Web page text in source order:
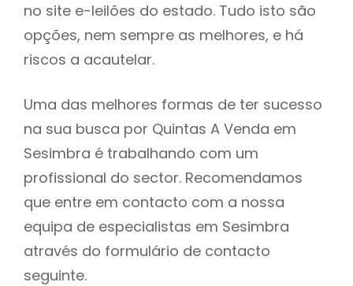
no site e-leilões do estado. Tudo isto são
opções, nem sempre as melhores, e há
riscos a acautelar.
Uma das melhores formas de ter sucesso
na sua busca por Quintas A Venda em
Sesimbra é trabalhando com um
profissional do sector. Recomendamos
que entre em contacto com a nossa
equipa de especialistas em Sesimbra
através do formulário de contacto
seguinte.